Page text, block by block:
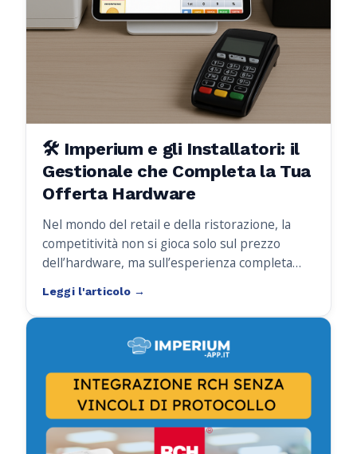
🛠️ Imperium e gli Installatori: il
Gestionale che Completa la Tua
Offerta Hardware
Nel mondo del retail e della ristorazione, la
competitività non si gioca solo sul prezzo
dell’hardware, ma sull’esperienza completa
rivenditore di registratori telematici,
stampanti fiscali, lettori barcode o PC POS,
probabilmente ti sei trovato più volte nella
situazione di dover consigliare anche un
software gestionale.